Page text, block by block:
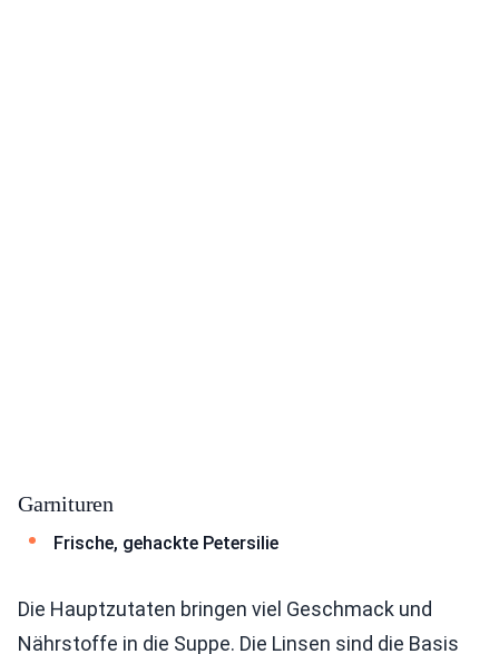
Garnituren
Frische, gehackte Petersilie
Die Hauptzutaten bringen viel Geschmack und
Nährstoffe in die Suppe. Die Linsen sind die Basis